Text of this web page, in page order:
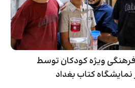
فرهنگی ویژه کودکان توسط
کتاب بغداد